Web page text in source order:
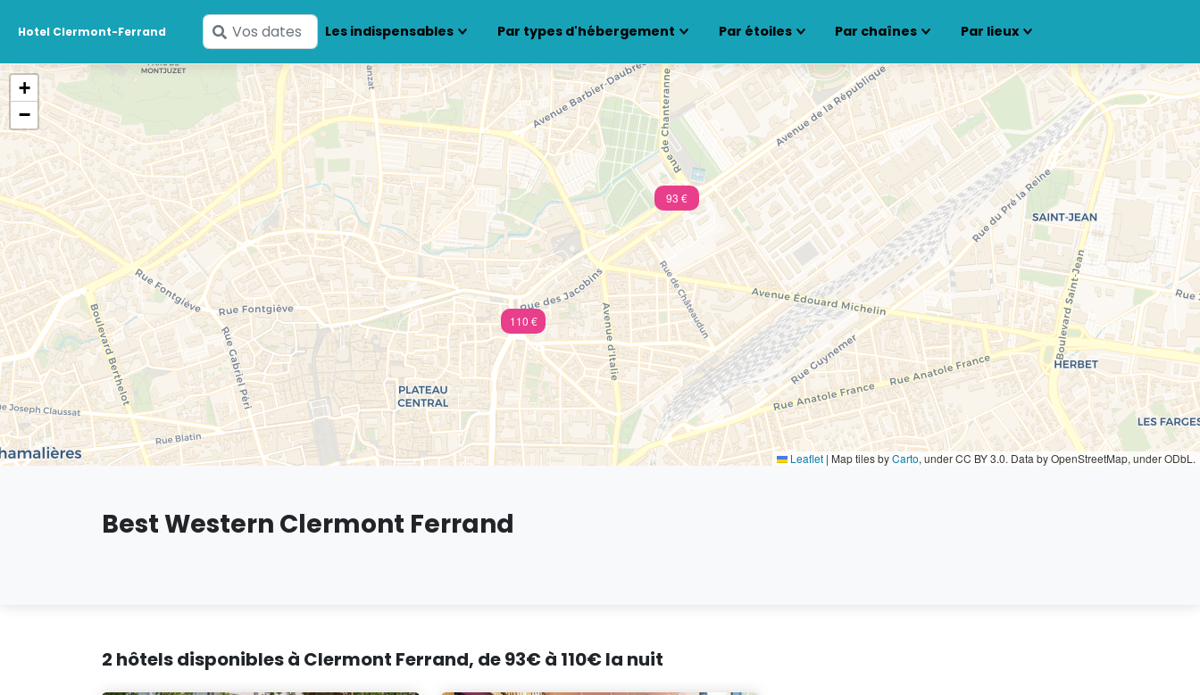
Hotel Clermont-Ferrand
Saisissez
vos
dates
Les indispensables Par types d'hébergement Par étoiles Par chaînes Par lieux
110 €
93 €
+
−
Leaflet | Map tiles byCarto, under CC BY 3.0. Data by OpenStreetMap, under ODbL.
Best Western Clermont Ferrand
2 hôtels disponibles à Clermont Ferrand, de 93€ à 110€ la nuit